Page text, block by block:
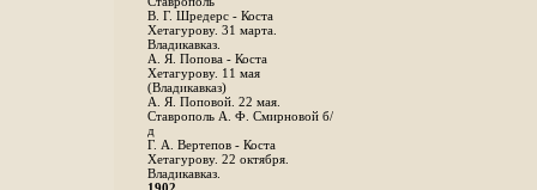
В. Г. Шредерс - Коста
Хетагурову. 31 марта.
Владикавказ.
А. Я. Попова - Коста
Хетагурову. 11 мая
(Владикавказ)
А. Я. Поповой. 22 мая.
Ставрополь А. Ф. Смирновой б/
д
Г. А. Вертепов - Коста
Хетагурову. 22 октября.
Владикавказ.